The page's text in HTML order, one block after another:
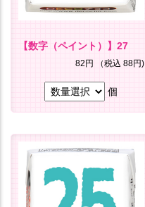
【数字（ペイント）】27
82円 （税込 88円)
個